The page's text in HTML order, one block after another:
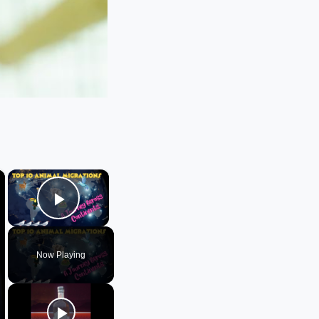
×
Play Video
Now Playing